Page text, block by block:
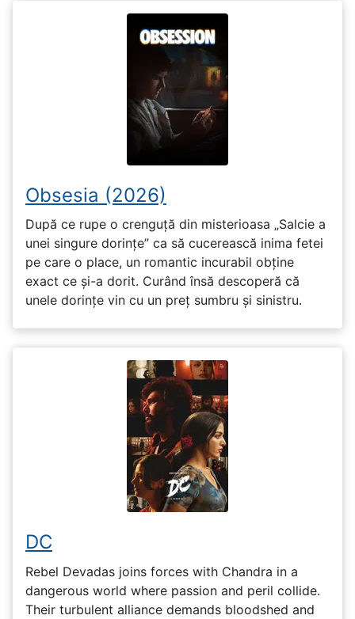
Obsesia (2026)
După ce rupe o crenguță din misterioasa „Salcie a
unei singure dorințe” ca să cucerească inima fetei
pe care o place, un romantic incurabil obține
exact ce și-a dorit. Curând însă descoperă că
unele dorințe vin cu un preț sumbru și sinistru.
DC
Rebel Devadas joins forces with Chandra in a
dangerous world where passion and peril collide.
Their turbulent alliance demands bloodshed and